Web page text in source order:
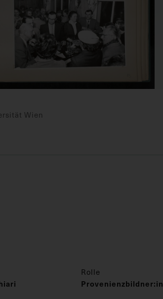
Wien
Rolle
Provenienzbildner:in